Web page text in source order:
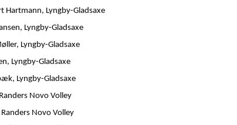
Hartmann, Lyngby-Gladsaxe
Lyngby-Gladsaxe
Lyngby-Gladsaxe
Lyngby-Gladsaxe
Lyngby-Gladsaxe
Novo Volley
Novo Volley